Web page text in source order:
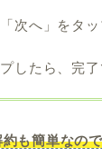
次へ」をタッ
したら、完了
も簡単なの